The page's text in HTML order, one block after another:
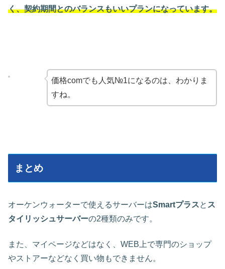
く、契約期間とのバランスもいいプランになっています。
価格comでも人気№1になるのは、わかりま
すね。
まとめ
オーケンウォーターで使えるサーバーはSmartプラスと ス
タイリッシュサーバーの2種類のみです。
また、マイページなどはなく、WEB上で専門のショップ
やストアーなどなく買い物もできません。